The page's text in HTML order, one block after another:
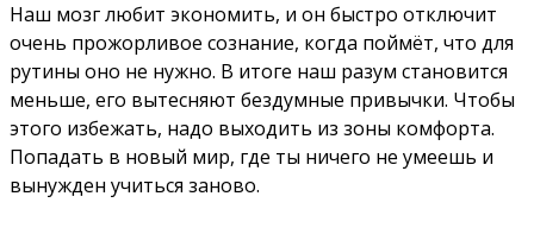
Наш мозг любит экономить, и он быстро отключит
очень прожорливое сознание, когда поймёт, что для
рутины оно не нужно. В итоге наш разум становится
меньше, его вытесняют бездумные привычки. Чтобы
этого избежать, надо выходить из зоны комфорта.
Попадать в новый мир, где ты ничего не умеешь и
вынужден учиться заново.